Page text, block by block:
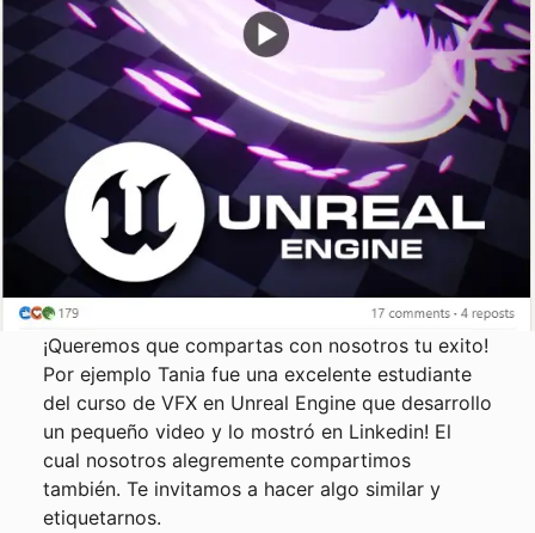
¡Queremos que compartas con nosotros tu exito!
Por ejemplo Tania fue una excelente estudiante
del curso de VFX en Unreal Engine que desarrollo
un pequeño video y lo mostró en Linkedin! El
cual nosotros alegremente compartimos
también. Te invitamos a hacer algo similar y
etiquetarnos.